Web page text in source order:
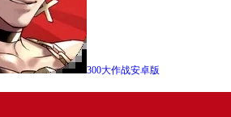
300大作战安卓版